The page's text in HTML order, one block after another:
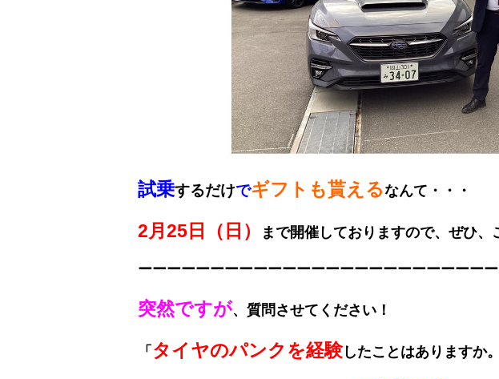
試乗するだけでギフトも貰えるなんて・・・
2月25日（日） まで開催しておりますので、ぜひ、
ーーーーーーーーーーーーーーーーーーーーーーーー
突然ですが、質問させてください！
「 タイヤのパンクを経験したことはありますか。